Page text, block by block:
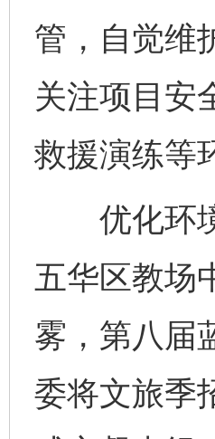
管，自觉维
关注项目安
救援演练等
优化环境
五华区教场
雾，第八届
委将文旅季